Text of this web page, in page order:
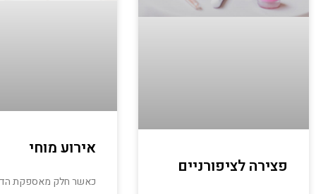
פצירה לציפורניים
אירוע מוחי
כאשר חלק מאספקת